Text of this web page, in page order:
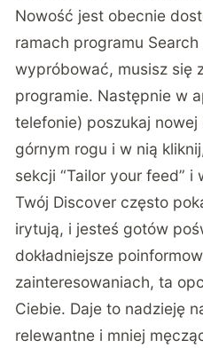
Nowość jest obecnie
ramach programu
wypróbować, musisz się
programie. Następnie w
telefonie) poszukaj
górnym rogu i w nią
sekcji “Tailor your feed” i
Twój Discover często
irytują, i jesteś gotów
dokładniejsze
zainteresowaniach, ta
Ciebie. Daje to nadzieję
relewantne i mniej